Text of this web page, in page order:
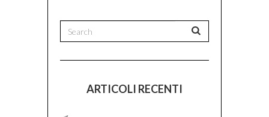
ARTICOLI RECENTI